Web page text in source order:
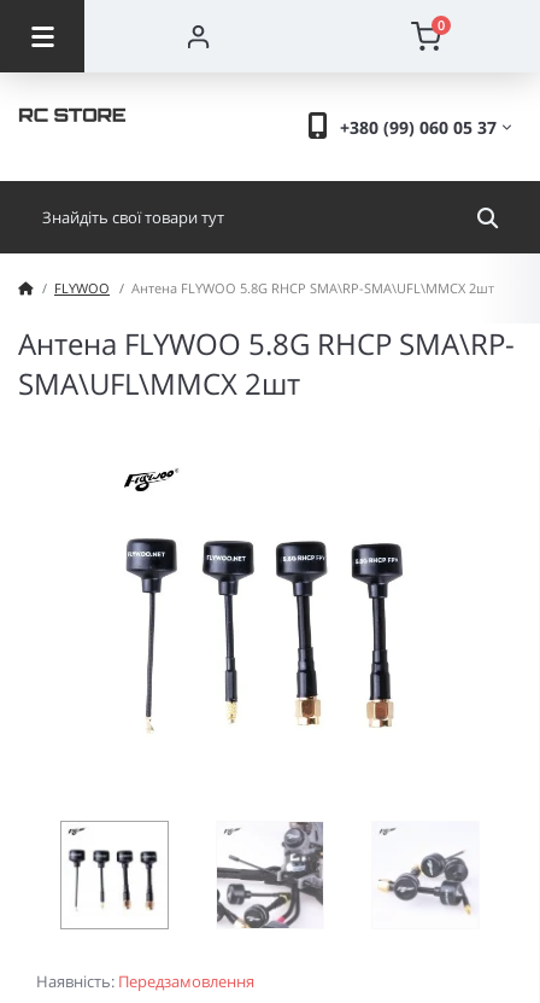
0
+380 (99) 060 05 37
FLYWOO Антена FLYWOO 5.8G RHCP SMA\RP-SMA\UFL\MMCX 2шт
Антена FLYWOO 5.8G RHCP SMA\RP-
SMA\UFL\MMCX 2шт
Наявність: Передзамовлення